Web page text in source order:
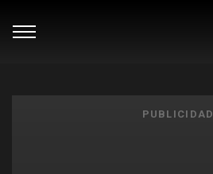
PUBLICIDAD